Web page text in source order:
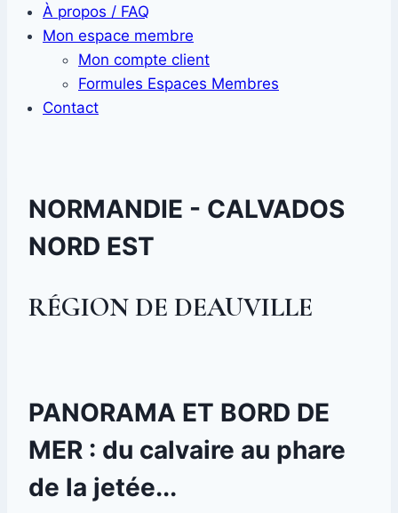
À propos / FAQ
Mon espace membre
Mon compte client
Formules Espaces Membres
Contact
NORMANDIE - CALVADOS
NORD EST
RÉGION DE DEAUVILLE
PANORAMA ET BORD DE
MER : du calvaire au phare
de la jetée...